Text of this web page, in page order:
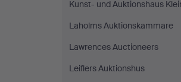
Kunst- und Auktionshaus
Laholms Auktionskammare
Lawrences Auctioneers
Leiflers Auktionshus